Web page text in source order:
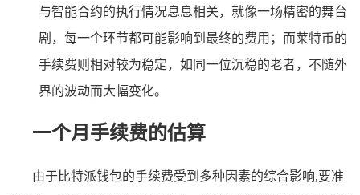
与智能合约的执行情况息息相关，就像一场精密的舞台
剧，每一个环节都可能影响到最终的费用；而莱特币的
手续费则相对较为稳定，如同一位沉稳的老者，不随外
界的波动而大幅变化。
一个月手续费的估算
由于比特派钱包的手续费受到多种因素的综合影响,要准